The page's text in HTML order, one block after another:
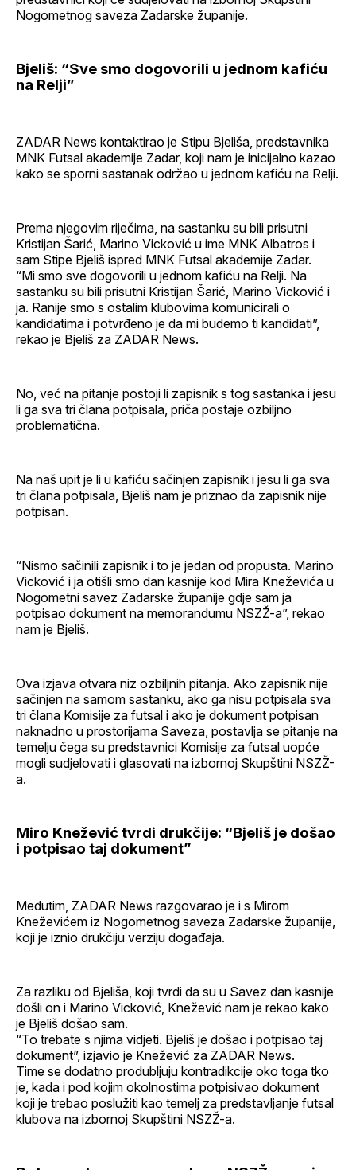
Nogometnog saveza Zadarske županije.
Bjeliš: “Sve smo dogovorili u jednom kafiću
na Relji”
ZADAR News kontaktirao je Stipu Bjeliša, predstavnika
MNK Futsal akademije Zadar, koji nam je inicijalno kazao
kako se sporni sastanak održao u jednom kafiću na Relji.
Prema njegovim riječima, na sastanku su bili prisutni
Kristijan Šarić, Marino Vicković u ime MNK Albatros i
sam Stipe Bjeliš ispred MNK Futsal akademije Zadar.
“Mi smo sve dogovorili u jednom kafiću na Relji. Na
sastanku su bili prisutni Kristijan Šarić, Marino Vicković i
ja. Ranije smo s ostalim klubovima komunicirali o
kandidatima i potvrđeno je da mi budemo ti kandidati”,
rekao je Bjeliš za ZADAR News.
No, već na pitanje postoji li zapisnik s tog sastanka i jesu
li ga sva tri člana potpisala, priča postaje ozbiljno
problematična.
Na naš upit je li u kafiću sačinjen zapisnik i jesu li ga sva
tri člana potpisala, Bjeliš nam je priznao da zapisnik nije
potpisan.
“Nismo sačinili zapisnik i to je jedan od propusta. Marino
Vicković i ja otišli smo dan kasnije kod Mira Kneževića u
Nogometni savez Zadarske županije gdje sam ja
potpisao dokument na memorandumu NSZŽ-a”, rekao
nam je Bjeliš.
Ova izjava otvara niz ozbiljnih pitanja. Ako zapisnik nije
sačinjen na samom sastanku, ako ga nisu potpisala sva
tri člana Komisije za futsal i ako je dokument potpisan
naknadno u prostorijama Saveza, postavlja se pitanje na
temelju čega su predstavnici Komisije za futsal uopće
mogli sudjelovati i glasovati na izbornoj Skupštini NSZŽ-
a.
Miro Knežević tvrdi drukčije: “Bjeliš je došao
i potpisao taj dokument”
Međutim, ZADAR News razgovarao je i s Mirom
Kneževićem iz Nogometnog saveza Zadarske županije,
koji je iznio drukčiju verziju događaja.
Za razliku od Bjeliša, koji tvrdi da su u Savez dan kasnije
došli on i Marino Vicković, Knežević nam je rekao kako
je Bjeliš došao sam.
“To trebate s njima vidjeti. Bjeliš je došao i potpisao taj
dokument”, izjavio je Knežević za ZADAR News.
Time se dodatno produbljuju kontradikcije oko toga tko
je, kada i pod kojim okolnostima potpisivao dokument
koji je trebao poslužiti kao temelj za predstavljanje futsal
klubova na izbornoj Skupštini NSZŽ-a.